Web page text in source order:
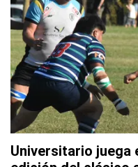
Universitario juega